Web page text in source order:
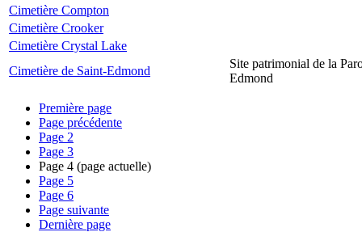
Cimetière Compton
Cimetière Crooker
Cimetière Crystal Lake
Cimetière de Saint-Edmond
Site patrimonial de la
Edmond
Première page
Page précédente
Page 2
Page 3
Page 4 (page actuelle)
Page 5
Page 6
Page suivante
Dernière page